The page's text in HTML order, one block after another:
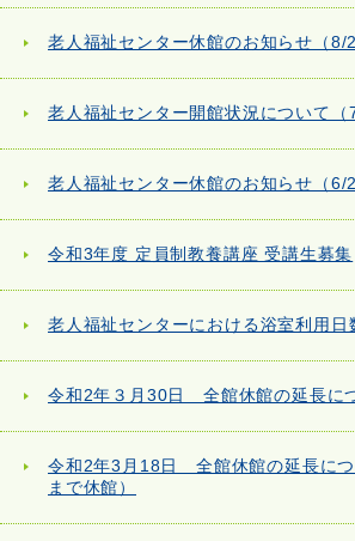
老人福祉センター休館のお知らせ（8/2
老人福祉センター開館状況について（
老人福祉センター休館のお知らせ（6/
令和3年度 定員制教養講座 受講生募集
老人福祉センターにおける浴室利用日
令和2年３月30日 全館休館の延長に
令和2年3月18日 全館休館の延長に
まで休館）